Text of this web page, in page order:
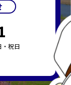
祝日